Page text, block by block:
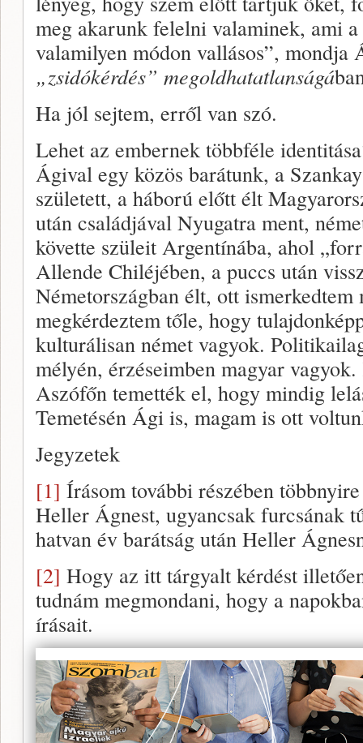
meg akarunk felelni valaminek, ami
valamilyen módon vallásos”,
„zsidókérdés” megoldhatatlanságá
Ha jól sejtem, erről van szó.
Lehet az embernek többféle
Ágival egy közös barátunk, a
született, a háború előtt élt
után családjával Nyugatra ment,
követte szüleit Argentínába, ahol
Allende Chiléjében, a puccs után
Németországban élt, ott ismerkedtem
megkérdeztem tőle, hogy
kulturálisan német vagyok.
mélyén, érzéseimben magyar
Aszófőn temették el, hogy mindig
Temetésén Ági is, magam is ott
Jegyzetek
[1] Írásom további részében
Heller Ágnest, ugyancsak furcsának
hatvan év barátság után Heller
[2] Hogy az itt tárgyalt kérdést
tudnám megmondani, hogy a
írásait.